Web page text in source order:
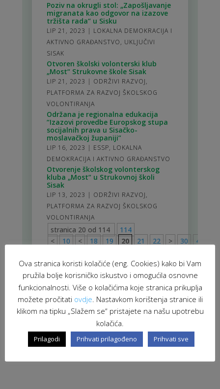
Poziv na okrugli stol: „Zapošljavanje
migranata kao odgovor na izazove
tržišta rada“ u Sisku
LIP 21, 2023 | LOKALNA DEMOKRACIJA I
AKTIVNO GRAĐANSTVO, UKLJUČIVI
SISAK
Otvoren školski volonterski klub
„Most“ Strukovne škole Sisak
LIP 21, 2023 | ODRŽIVI RAZVOJ,
PLATFORMA ZA RAZVOJ ŠKOLSKOG
VOLONTIRANJA
Održana je regionalna edukacija
“Izazovi provedbe Europskog stupa
socijalnih prava u Sisačko-
moslavačkoj županiji”
LIP 16, 2023 | ESSP, LOKALNA
DEMOKRACIJA I AKTIVNO GRAĐANSTVO
Otvorenje školskog volonterskog
kluba „Most“ u Strukovnoj školi
Sisak
LIP 13, 2023 | ODRŽIVI RAZVOJ,
PLATFORMA ZA RAZVOJ ŠKOLSKOG
VOLONTIRANJA
stranica 20 od 114
114
<
10 < 18 19 20 21 22 > 30 40
Ova stranica koristi kolačiće (eng. Cookies) kako bi Vam
pružila bolje korisničko iskustvo i omogućila osnovne
funkcionalnosti. Više o kolačićima koje stranica prikuplja
možete pročitati ovdje. Nastavkom korištenja stranice ili
klikom na tipku „Slažem se“ pristajete na našu upotrebu
kolačića.
Prilagodi Prihvati prilagođeno Prihvati sve